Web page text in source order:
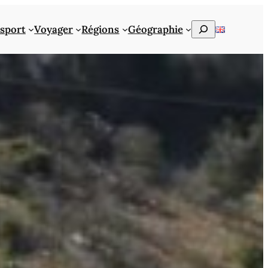
Voyager Régions Géographie Rechercher